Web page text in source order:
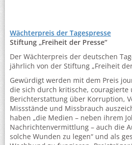
Wächterpreis der Tagespresse
Stiftung „Freiheit der Presse“
Der Wächterpreis der deutschen
jährlich von der Stiftung „Freiheit
Gewürdigt werden mit dem Preis
die sich durch kritische, couragierte
Berichterstattung über Korruption,
Missstände und Missbrauch
haben „die Medien – neben ihrem
Nachrichtenvermittlung – auch die
solche Wunden zu legen“ und als